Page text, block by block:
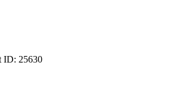
ID: 25630